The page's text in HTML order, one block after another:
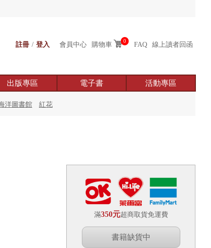
註冊 / 登入 會員中心 購物車 0 FAQ 線上讀者回函
出版專區 電子書 活動專區
洋圖書館 紅花
滿350元超商取貨免運費
書籍缺貨中